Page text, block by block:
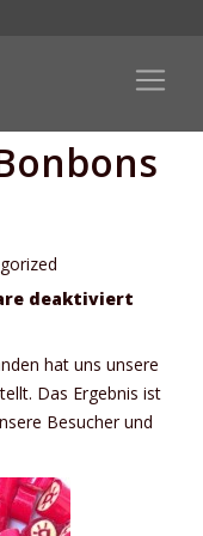
deaktiviert
sind
da!
hat uns unsere
Das Ergebnis ist
Besucher und